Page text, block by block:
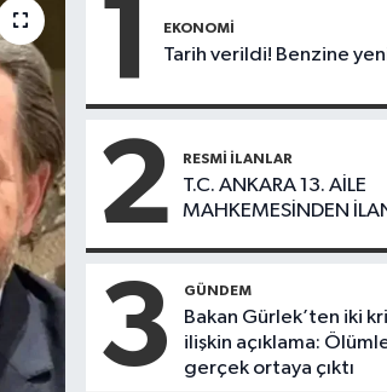
1 EKONOMI
Tarih verildi! Benzine
2 RESMI İLANLAR
T.C. ANKARA 13. AİLE
MAHKEMESİNDEN
3 GÜNDEM
Bakan Gürlek’ten iki
ilişkin açıklama:
gerçek ortaya çıktı